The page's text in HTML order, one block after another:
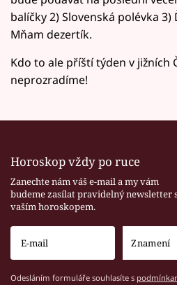
balíčky 2) Slovenská polévka
Mňam dezertík.
Kdo to ale příští týden v jižních
neprozradíme!
Horoskop vždy po ruce
Zanechte nám váš e-mail a my vám
budeme zasílat pravidelný newsletter
vaším horoskopem.
Odesláním formuláře souhlasíte s